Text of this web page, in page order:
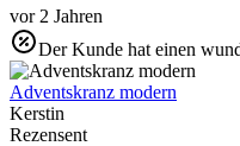
vor 2 Jahren
Der Kunde hat einen
Adventskranz modern
Kerstin
Rezensent